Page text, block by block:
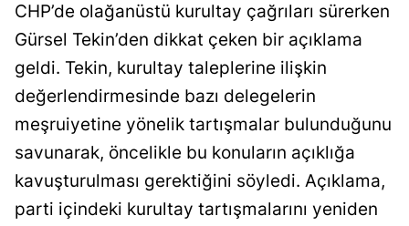
Aydın
Balıkesir
Bingöl
Bitlis
CHP’de olağanüstü kurultay çağrıları sürerken
Gürsel Tekin’den dikkat çeken bir açıklama
geldi. Tekin, kurultay taleplerine ilişkin
değerlendirmesinde bazı delegelerin
meşruiyetine yönelik tartışmalar bulunduğunu
savunarak, öncelikle bu konuların açıklığa
kavuşturulması gerektiğini söyledi. Açıklama,
parti içindeki kurultay tartışmalarını yeniden